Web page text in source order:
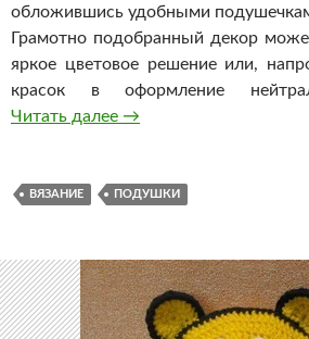
обложившись удобными
Грамотно подобранный декор
яркое цветовое решение или,
красок в оформление
Читать далее Вязанные подушки
→
ВЯЗАНИЕ ПОДУШКИ